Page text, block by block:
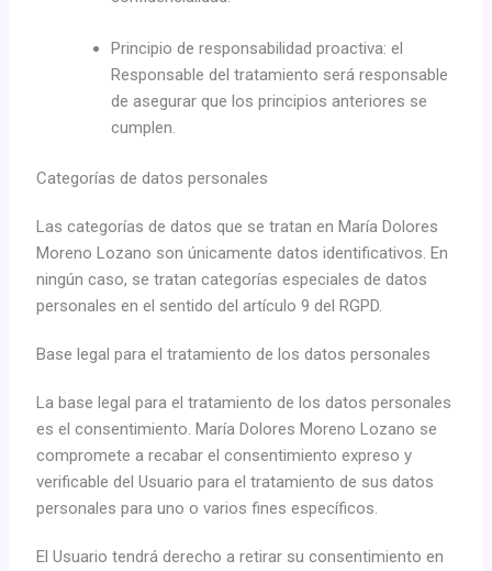
Principio de responsabilidad proactiva: el
Responsable del tratamiento será responsable
de asegurar que los principios anteriores se
cumplen.
Categorías de datos personales
Las categorías de datos que se tratan en María Dolores
Moreno Lozano son únicamente datos identificativos. En
ningún caso, se tratan categorías especiales de datos
personales en el sentido del artículo 9 del RGPD.
Base legal para el tratamiento de los datos personales
La base legal para el tratamiento de los datos personales
es el consentimiento. María Dolores Moreno Lozano se
compromete a recabar el consentimiento expreso y
verificable del Usuario para el tratamiento de sus datos
personales para uno o varios fines específicos.
El Usuario tendrá derecho a retirar su consentimiento en